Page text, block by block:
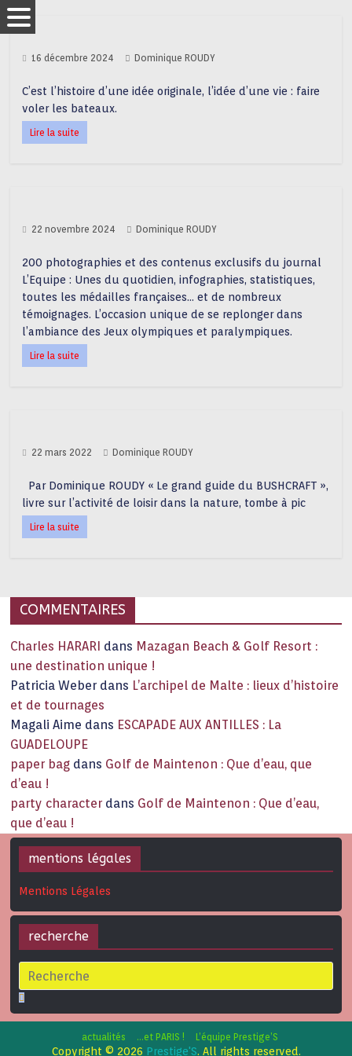
16 décembre 2024 Dominique ROUDY
C’est l’histoire d’une idée originale, l’idée d’une vie : faire
voler les bateaux.
Lire la suite
22 novembre 2024 Dominique ROUDY
200 photographies et des contenus exclusifs du journal
L’Equipe : Unes du quotidien, infographies, statistiques,
toutes les médailles françaises… et de nombreux
témoignages. L’occasion unique de se replonger dans
l’ambiance des Jeux olympiques et paralympiques.
Lire la suite
22 mars 2022 Dominique ROUDY
Par Dominique ROUDY « Le grand guide du BUSHCRAFT »,
livre sur l’activité de loisir dans la nature, tombe à pic
Lire la suite
COMMENTAIRES
Charles HARARI dans Mazagan Beach & Golf Resort :
une destination unique !
Patricia Weber dans L’archipel de Malte : lieux d’histoire
et de tournages
Magali Aime dans ESCAPADE AUX ANTILLES : La
GUADELOUPE
paper bag dans Golf de Maintenon : Que d’eau, que
d’eau !
party character dans Golf de Maintenon : Que d’eau,
que d’eau !
mentions légales
Mentions Légales
recherche
actualités …et PARIS ! L’équipe Prestige’S
Copyright © 2026 Prestige'S. All rights reserved.